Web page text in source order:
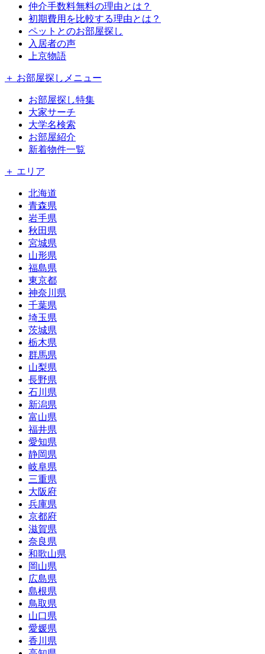
仲介手数料無料の理由とは？
初期費用を比較する理由とは？
ペットとのお部屋探し
入居者の声
上京物語
＋ お部屋探しメニュー
お部屋探し特集
大家サーチ
大学名検索
お部屋紹介
新着物件一覧
＋ エリア
北海道
青森県
岩手県
秋田県
宮城県
山形県
福島県
東京都
神奈川県
千葉県
埼玉県
茨城県
栃木県
群馬県
山梨県
長野県
石川県
新潟県
富山県
福井県
愛知県
静岡県
岐阜県
三重県
大阪府
兵庫県
京都府
滋賀県
奈良県
和歌山県
岡山県
広島県
島根県
鳥取県
山口県
愛媛県
香川県